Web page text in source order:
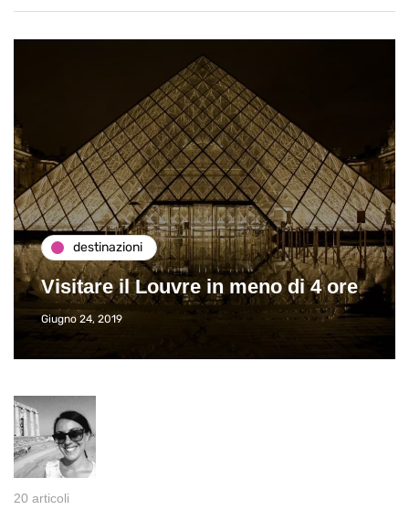
destinazioni
Visitare il Louvre in meno di 4 ore
Giugno 24, 2019
20 articoli